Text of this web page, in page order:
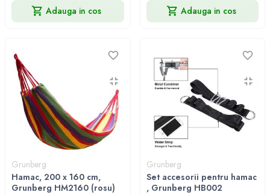
Adauga in cos Adauga in cos
Grunberg
Hamac, 200 x 160 cm,
Grunberg HM2160 (rosu)
Grunberg
Set accesorii pentru hamac
, Grunberg HB002